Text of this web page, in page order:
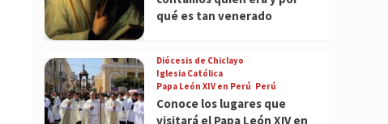
qué es tan venerado
Diócesis de Chiclayo
Iglesia Católica
Papa León XIV en Perú Perú
Conoce los lugares que
visitará el Papa León XIV en